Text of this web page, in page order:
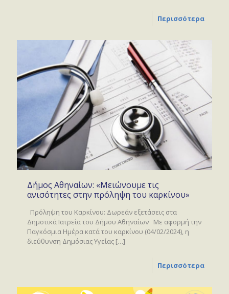
Περισσότερα
Δήμος Αθηναίων: «Μειώνουμε τις
ανισότητες στην πρόληψη του καρκίνου»
Πρόληψη του Καρκίνου: Δωρεάν εξετάσεις στα
Δημοτικά Ιατρεία του Δήμου Αθηναίων Με αφορμή την
Παγκόσμια Ημέρα κατά του καρκίνου (04/02/2024), η
διεύθυνση Δημόσιας Υγείας […]
Περισσότερα